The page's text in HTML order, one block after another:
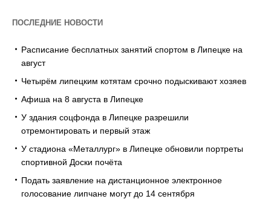
ПОСЛЕДНИЕ НОВОСТИ
Расписание бесплатных занятий спортом в Липецке на
август
Четырём липецким котятам срочно подыскивают хозяев
Афиша на 8 августа в Липецке
У здания соцфонда в Липецке разрешили
отремонтировать и первый этаж
У стадиона «Металлург» в Липецке обновили портреты
спортивной Доски почёта
Подать заявление на дистанционное электронное
голосование липчане могут до 14 сентября